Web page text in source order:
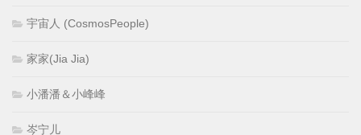
宇宙人 (CosmosPeople)
家家(Jia Jia)
小潘潘＆小峰峰
岑宁儿